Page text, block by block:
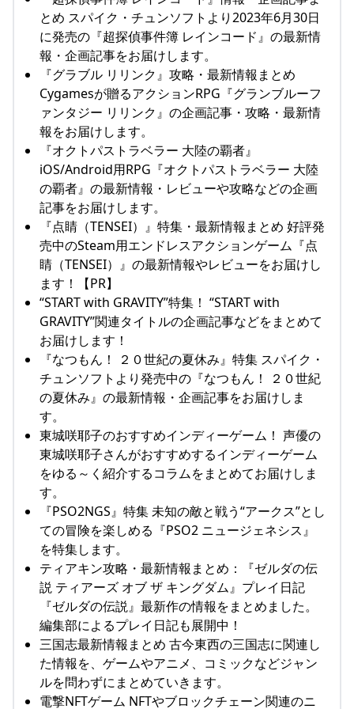
とめ スパイク・チュンソフトより2023年6月30日
に発売の『超探偵事件簿 レインコード』の最新情
報・企画記事をお届けします。
『グラブル リリンク』攻略・最新情報まとめ
Cygamesが贈るアクションRPG『グランブルーフ
ァンタジー リリンク』の企画記事・攻略・最新情
報をお届けします。
『オクトパストラベラー 大陸の覇者』
iOS/Android用RPG『オクトパストラベラー 大陸
の覇者』の最新情報・レビューや攻略などの企画
記事をお届けします。
『点睛（TENSEI）』特集・最新情報まとめ 好評発
売中のSteam用エンドレスアクションゲーム『点
睛（TENSEI）』の最新情報やレビューをお届けし
ます！【PR】
“START with GRAVITY”特集！ “START with
GRAVITY”関連タイトルの企画記事などをまとめて
お届けします！
『なつもん！ ２０世紀の夏休み』特集 スパイク・
チュンソフトより発売中の『なつもん！ ２０世紀
の夏休み』の最新情報・企画記事をお届けしま
す。
東城咲耶子のおすすめインディーゲーム！ 声優の
東城咲耶子さんがおすすめするインディーゲーム
をゆる～く紹介するコラムをまとめてお届けしま
す。
『PSO2NGS』特集 未知の敵と戦う“アークス”とし
ての冒険を楽しめる『PSO2 ニュージェネシス』
を特集します。
ティアキン攻略・最新情報まとめ：『ゼルダの伝
説 ティアーズ オブ ザ キングダム』プレイ日記
『ゼルダの伝説』最新作の情報をまとめました。
編集部によるプレイ日記も展開中！
三国志最新情報まとめ 古今東西の三国志に関連し
た情報を、ゲームやアニメ、コミックなどジャン
ルを問わずにまとめていきます。
電撃NFTゲーム NFTやブロックチェーン関連のニ